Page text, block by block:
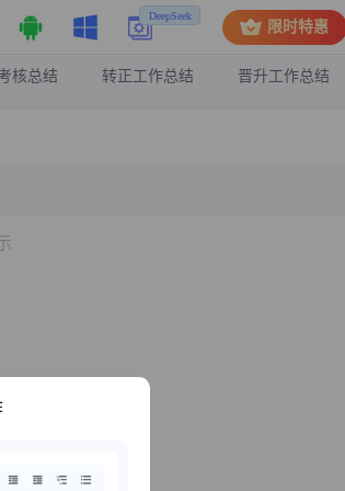
DeepSeek
限时特惠
核总结 转正工作总结 晋升工作总结